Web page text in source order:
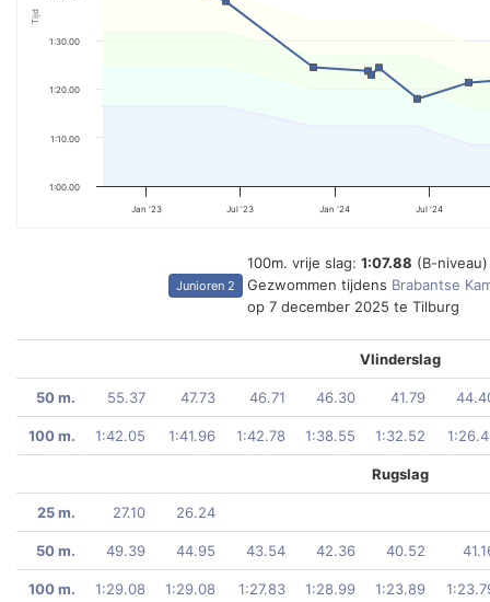
Tijd
Jan '23 Jul '23 Jan '24 Jul '24
1:00.00
1:10.00
1:20.00
1:30.00
Junioren 2
100m. vrije slag: 1:07.88 (B-niveau)
Gezwommen tijdens Brabantse
op 7 december 2025 te Tilburg
Vlinderslag
50 m. 55.37 47.73 46.71 46.30 41.79
100 m. 1:42.05 1:41.96 1:42.78 1:38.55 1:32.52
Rugslag
25 m. 27.10 26.24
50 m. 49.39 44.95 43.54 42.36 40.52
100 m. 1:29.08 1:29.08 1:27.83 1:28.99 1:23.89